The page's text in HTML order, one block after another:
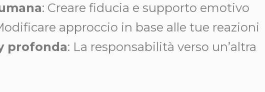
: Creare fiducia e supporto emotivo
approccio in base alle tue reazioni
profonda: La responsabilità verso un’altra